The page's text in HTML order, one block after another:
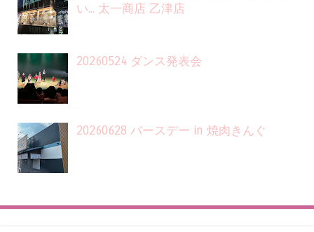
い... 太一商店 乙津店
20260524 ダンス発表会
20260628 バースデー in 焼肉きんぐ